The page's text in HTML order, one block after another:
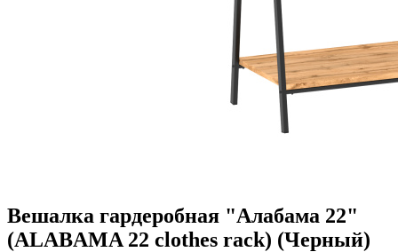
Вешалка гардеробная "Алабама 22"
(ALABAMA 22 clothes rack) (Черный)